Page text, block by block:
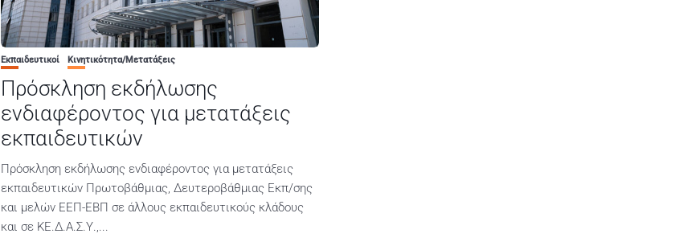
Εκπαιδευτικοί Κινητικότητα/Μετατάξεις
Πρόσκληση εκδήλωσης
ενδιαφέροντος για μετατάξεις
εκπαιδευτικών
Πρόσκληση εκδήλωσης ενδιαφέροντος για μετατάξεις
εκπαιδευτικών Πρωτοβάθμιας, Δευτεροβάθμιας Εκπ/σης
και μελών ΕΕΠ-ΕΒΠ σε άλλους εκπαιδευτικούς κλάδους
και σε ΚΕ.Δ.Α.Σ.Υ.,...